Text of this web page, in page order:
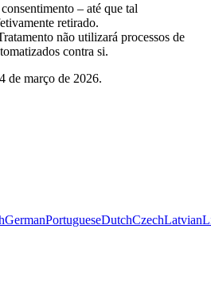
– até que tal
retirado.
não utilizará processos de
contra si.
de março de 2026.
GermanPortugueseDutchCzechLatvian